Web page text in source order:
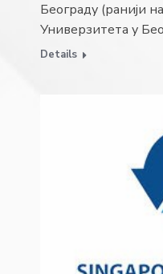
Београду (ранији
Универзитета у
Details